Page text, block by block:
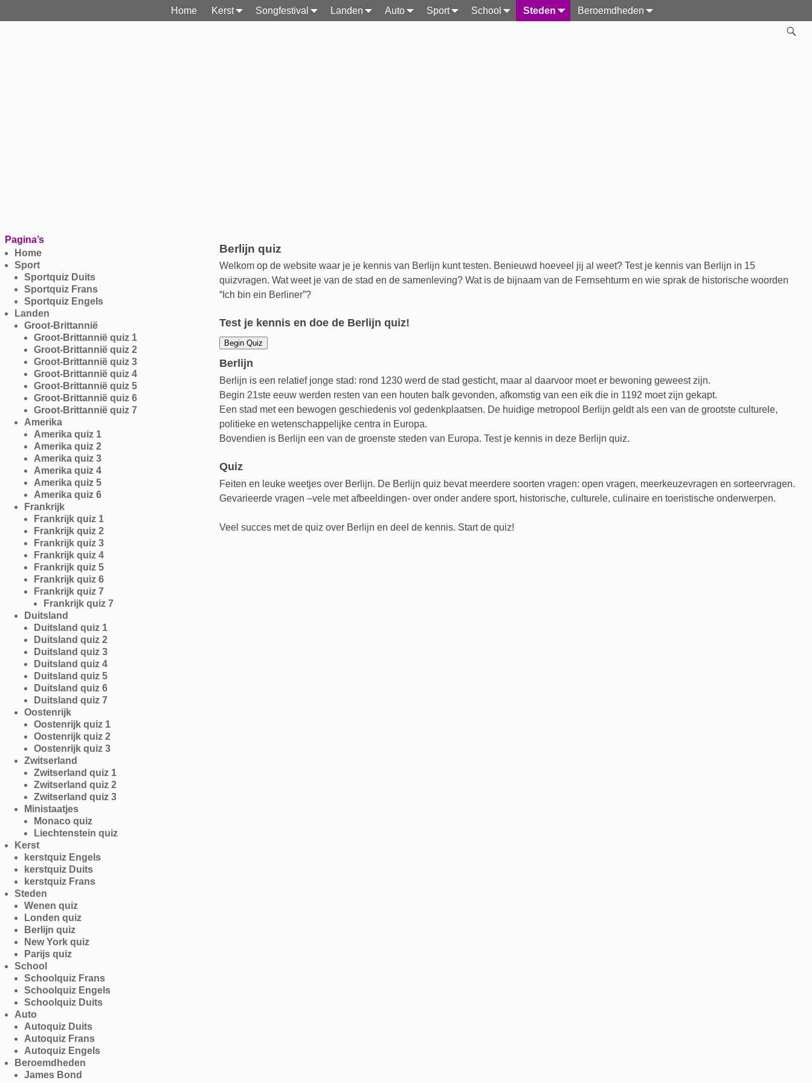
Home Kerst Songfestival Landen Auto Sport School Steden Beroemdheden
Berlijn quiz
Welkom op de website waar je je kennis van Berlijn kunt testen. Benieuwd hoeveel jij al weet? Test je kennis van Berlijn in 15
quizvragen. Wat weet je van de stad en de samenleving? Wat is de bijnaam van de Fernsehturm en wie sprak de historische woorden
“Ich bin ein Berliner”?
Test je kennis en doe de Berlijn quiz!
Berlijn
Berlijn is een relatief jonge stad: rond 1230 werd de stad gesticht, maar al daarvoor moet er bewoning geweest zijn.
Begin 21ste eeuw werden resten van een houten balk gevonden, afkomstig van een eik die in 1192 moet zijn gekapt.
Een stad met een bewogen geschiedenis vol gedenkplaatsen. De huidige metropool Berlijn geldt als een van de grootste culturele,
politieke en wetenschappelijke centra in Europa.
Bovendien is Berlijn een van de groenste steden van Europa. Test je kennis in deze Berlijn quiz.
Quiz
Feiten en leuke weetjes over Berlijn. De Berlijn quiz bevat meerdere soorten vragen: open vragen, meerkeuzevragen en sorteervragen.
Gevarieerde vragen –vele met afbeeldingen- over onder andere sport, historische, culturele, culinaire en toeristische onderwerpen.
Veel succes met de quiz over Berlijn en deel de kennis. Start de quiz!
Pagina’s
Home
Sport
Sportquiz Duits
Sportquiz Frans
Sportquiz Engels
Landen
Groot-Brittannië
Groot-Brittannië quiz 1
Groot-Brittannië quiz 2
Groot-Brittannië quiz 3
Groot-Brittannië quiz 4
Groot-Brittannië quiz 5
Groot-Brittannië quiz 6
Groot-Brittannië quiz 7
Amerika
Amerika quiz 1
Amerika quiz 2
Amerika quiz 3
Amerika quiz 4
Amerika quiz 5
Amerika quiz 6
Frankrijk
Frankrijk quiz 1
Frankrijk quiz 2
Frankrijk quiz 3
Frankrijk quiz 4
Frankrijk quiz 5
Frankrijk quiz 6
Frankrijk quiz 7
Frankrijk quiz 7
Duitsland
Duitsland quiz 1
Duitsland quiz 2
Duitsland quiz 3
Duitsland quiz 4
Duitsland quiz 5
Duitsland quiz 6
Duitsland quiz 7
Oostenrijk
Oostenrijk quiz 1
Oostenrijk quiz 2
Oostenrijk quiz 3
Zwitserland
Zwitserland quiz 1
Zwitserland quiz 2
Zwitserland quiz 3
Ministaatjes
Monaco quiz
Liechtenstein quiz
Kerst
kerstquiz Engels
kerstquiz Duits
kerstquiz Frans
Steden
Wenen quiz
Londen quiz
Berlijn quiz
New York quiz
Parijs quiz
School
Schoolquiz Frans
Schoolquiz Engels
Schoolquiz Duits
Auto
Autoquiz Duits
Autoquiz Frans
Autoquiz Engels
Beroemdheden
James Bond